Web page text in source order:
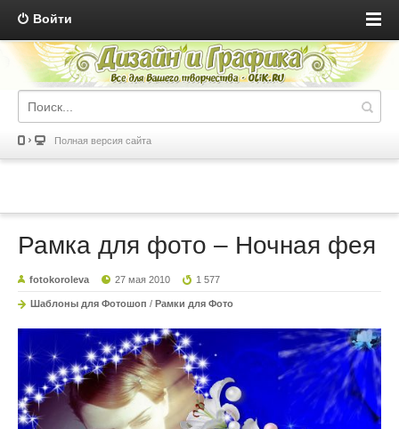
Войти
Полная версия сайта
Рамка для фото – Ночная фея
fotokoroleva 27 мая 2010 1 577
Шаблоны для Фотошоп / Рамки для Фото